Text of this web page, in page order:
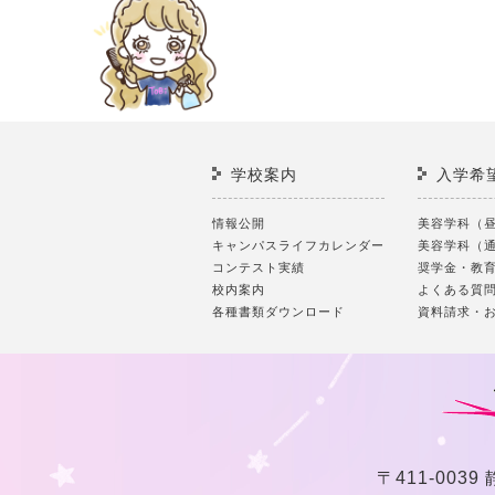
ジ
送
学校案内
情報公開
キャンパスライフカレンダー
コンテスト実績
校内案内
各種書類ダウンロード
入学希
美容学科（
美容学科（
奨学金・教
よくある質
資料請求・
〒411-0039